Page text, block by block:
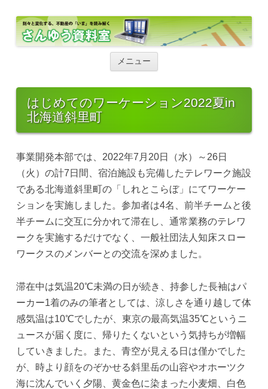
メニュー
ツ
へ
ス
はじめてのワーケーション2022夏in
北海道斜里町
事業開発本部では、2022年7月20日（水）～26日
（火）の計7日間、宿泊施設も完備したテレワーク施設
である北海道斜里町の「しれとこらぼ」にてワーケー
ションを実施しました。参加者は4名、前半チームと後
半チームに交互に分かれて滞在し、通常業務のテレワ
ークを実施するだけでなく、一般社団法人知床スロー
ワークスのメンバーとの交流を深めました。
滞在中は気温20℃未満の日が続き、持参した長袖はパ
ーカー1着のみの筆者としては、涼しさを通り越して体
感気温は10℃でしたが、東京の最高気温35℃というニ
ュースが届く度に、帰りたくないという気持ちが増幅
していきました。また、青空が見える日は僅かでした
が、時より顔をのぞかせる斜里岳の山容やオホーツク
海に沈んでいく夕陽、黄金色に染まった小麦畑、白色